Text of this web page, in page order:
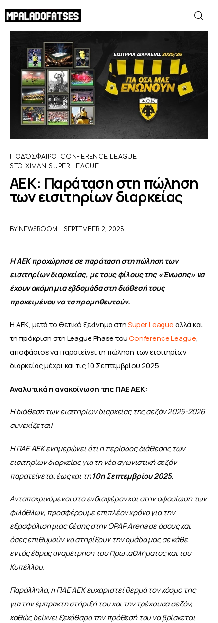
ΑΕΚ: Παράταση στη πώληση των
εισιτηρίων διαρκείας
SHARE POST
ΜΟΥΝΤΙΑΛ 2026
ΠΟΔΟΣΦΑΙΡΟ
ΜΠΑΣΚΕΤ
ΣΥΝΕΝΤΕΥΞΕΙΣ
BLOGS
MEET THE TEAM
ΠΟΔΌΣΦΑΙΡΟ
CONFERENCE LEAGUE
STOIXIMAN SUPER LEAGUE
ΑΕΚ: Παράταση στη πώληση
των εισιτηρίων διαρκείας
BY NEWSROOM SEPTEMBER 2, 2025
Η ΑΕΚ προχώρησε σε παράταση στη πώληση των
εισιτηρίων διαρκείας, με τους φίλους της «Ένωσης» να
έχουν ακόμη μια εβδομάδα στη διάθεσή τους
προκειμένου να τα προμηθευτούν.
Η ΑΕΚ, μετά το θετικό ξεκίνημα στη Super League αλλά και
τη πρόκριση στη League Phase του Conference League,
αποφάσισε να παρατείνει τη πώληση των εισιτηρίων
διαρκείας μέχρι και τις 10 Σεπτεμβρίου 2025.
Αναλυτικά η ανακοίνωση της ΠΑΕ ΑΕΚ:
Η διάθεση των εισιτηρίων διαρκείας της σεζόν 2025-2026
συνεχίζεται!
Η ΠΑΕ ΑΕΚ ενημερώνει ότι η περίοδος διάθεσης των
εισιτηρίων διαρκείας για τη νέα αγωνιστική σεζόν
παρατείνεται έως και τη 10η Σεπτεμβρίου 2025.
Ανταποκρινόμενοι στο ενδιαφέρον και στην αφοσίωση των
φιλάθλων, προσφέρουμε επιπλέον χρόνο για την
εξασφάλιση μιας θέσης στην OPAP Arena σε όσους και
όσες επιθυμούν να στηρίξουν την ομάδα μας σε κάθε
εντός έδρας αναμέτρηση του Πρωταθλήματος και του
Κυπέλλου.
Παράλληλα, η ΠΑΕ ΑΕΚ ευχαριστεί θερμά τον κόσμο της
για την έμπρακτη στήριξή του και την τρέχουσα σεζόν,
καθώς δείχνει ξεκάθαρα την πρόθεσή του να βρίσκεται